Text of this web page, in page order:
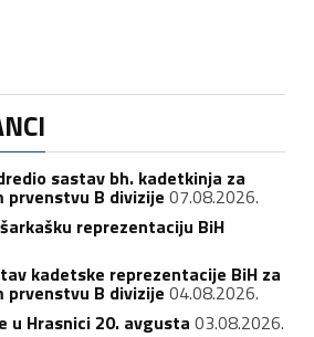
sastav bh. kadetkinja za
prvenstvu B divizije 07.08.2026.
reprezentaciju BiH
kadetske reprezentacije BiH za
prvenstvu B divizije 04.08.2026.
u Hrasnici 20. avgusta 03.08.2026.